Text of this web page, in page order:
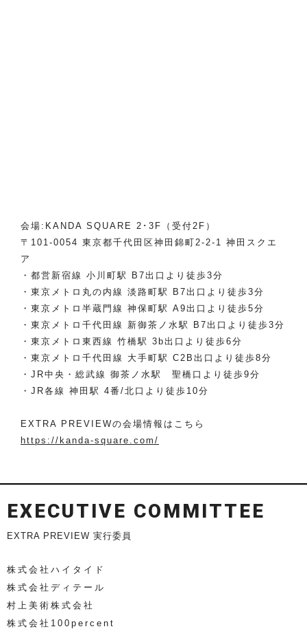
会場:KANDA SQUARE 2･3F（受付2F）
〒101-0054 東京都千代田区神田錦町2-2-1 神田スクエ
ア
・都営新宿線 小川町駅 B7出口より徒歩3分
・東京メトロ丸の内線 淡路町駅 B7出口より徒歩3分
・東京メトロ半蔵門線 神保町駅 A9出口より徒歩5分
・東京メトロ千代田線 新御茶ノ水駅 B7出口より徒歩3分
・東京メトロ東西線 竹橋駅 3b出口より徒歩6分
・東京メトロ千代田線 大手町駅 C2B出口より徒歩8分
・JR中央・総武線 御茶ノ水駅 聖橋口より徒歩9分
・JR各線 神田駅 4番/北口より徒歩10分
EXTRA PREVIEWの会場情報はこちら
https://kanda-square.com/
EXECUTIVE COMMITTEE
EXTRA PREVIEW 実行委員
株式会社ハイタイド
株式会社ディテール
村上美術株式会社
株式会社100percent